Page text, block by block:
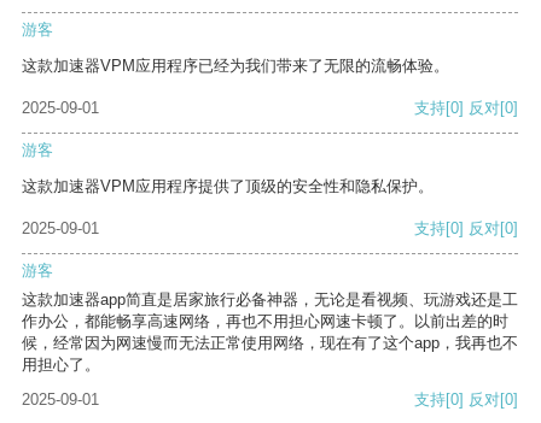
游客
这款加速器VPM应用程序已经为我们带来了无限的流畅体验。
2025-09-01 支持[0] 反对[0]
游客
这款加速器VPM应用程序提供了顶级的安全性和隐私保护。
2025-09-01 支持[0] 反对[0]
游客
这款加速器app简直是居家旅行必备神器，无论是看视频、玩游戏还是工
作办公，都能畅享高速网络，再也不用担心网速卡顿了。以前出差的时
候，经常因为网速慢而无法正常使用网络，现在有了这个app，我再也不
用担心了。
2025-09-01
支持[0] 反对[0]